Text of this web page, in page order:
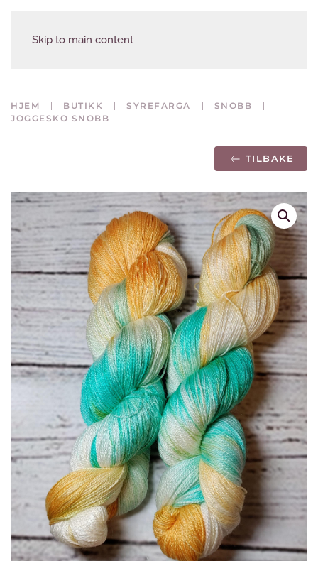
Skip to main content
HJEM BUTIKK SYREFARGA
SNOBB
JOGGESKO SNOBB
TILBAKE